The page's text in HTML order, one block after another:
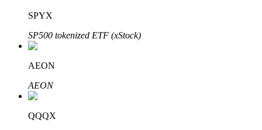
SPYX
SP500 tokenized ETF (xStock)
AEON
AEON
QQQX